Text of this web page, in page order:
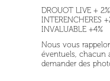
DROUOT LIVE + 2%
INTERENCHERES
INVALUABLE +4%
Nous vous
éventuels, chacun
demander des